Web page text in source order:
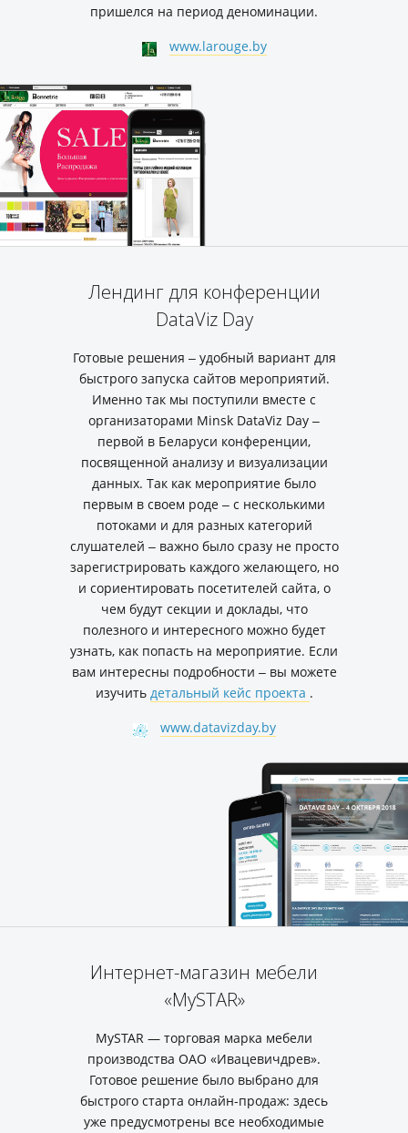
пришелся на период деноминации.
www.larouge.by
Лендинг для конференции
DataViz Day
Готовые решения ‒ удобный вариант для
быстрого запуска сайтов мероприятий.
Именно так мы поступили вместе с
организаторами Minsk DataViz Day ‒
первой в Беларуси конференции,
посвященной анализу и визуализации
данных. Так как мероприятие было
первым в своем роде ‒ с несколькими
потоками и для разных категорий
слушателей ‒ важно было сразу не просто
зарегистрировать каждого желающего, но
и сориентировать посетителей сайта, о
чем будут секции и доклады, что
полезного и интересного можно будет
узнать, как попасть на мероприятие. Если
вам интересны подробности ‒ вы можете
изучить детальный кейс проекта .
www.datavizday.by
Интернет-магазин мебели
«MySTAR»
MySTAR — торговая марка мебели
производства ОАО «Ивацевичдрев».
Готовое решение было выбрано для
быстрого старта онлайн-продаж: здесь
уже предусмотрены все необходимые